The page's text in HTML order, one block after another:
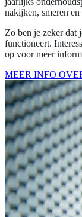
nakijken, smeren
Zo ben je zeker dat
functioneert.
op voor meer
MEER INFO